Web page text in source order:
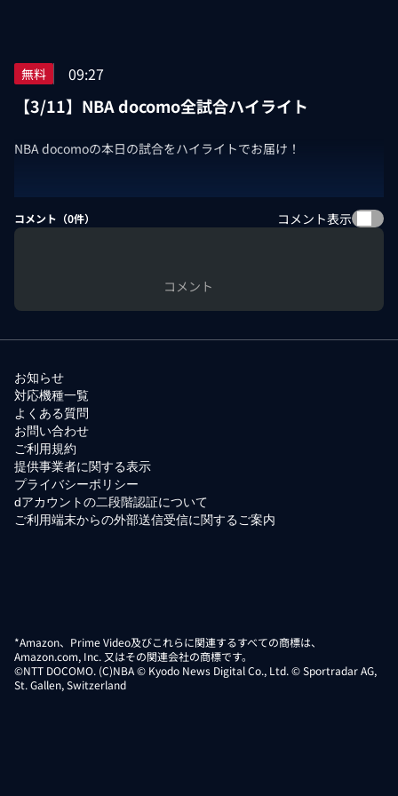
無料 09:27
【3/11】NBA docomo全試合ハイライト
NBA docomoの本日の試合をハイライトでお届け！
コメント（0件） コメント表示
コメント
お知らせ
対応機種一覧
よくある質問
お問い合わせ
ご利用規約
提供事業者に関する表示
プライバシーポリシー
dアカウントの二段階認証について
ご利用端末からの外部送信受信に関するご案内
*Amazon、Prime Video及びこれらに関連するすべての商標は、
Amazon.com, Inc. 又はその関連会社の商標です。
©NTT DOCOMO. (C)NBA © Kyodo News Digital Co., Ltd. © Sportradar AG,
St. Gallen, Switzerland